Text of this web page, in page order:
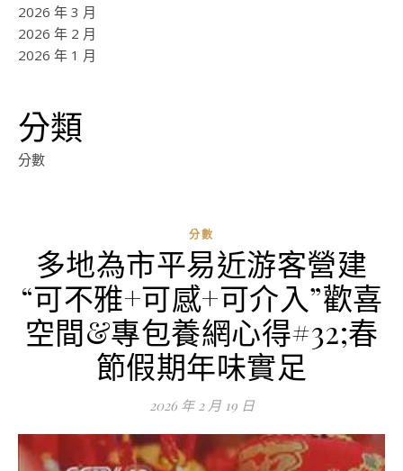
2026 年 3 月
2026 年 2 月
2026 年 1 月
分類
分數
分數
多地為市平易近游客營建
“可不雅+可感+可介入”歡喜
空間&專包養網心得#32;春
節假期年味實足
2026 年 2 月 19 日
0
評